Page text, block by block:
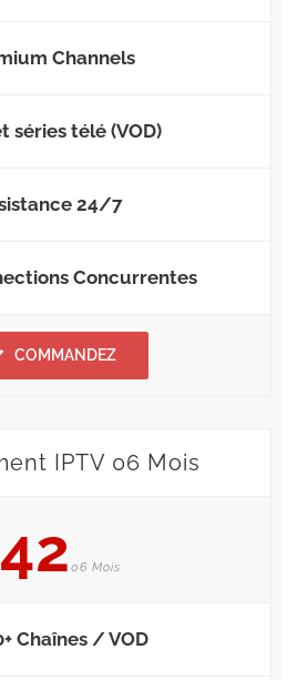
Channels
séries télé (VOD)
24/7
Concurrentes
COMMANDEZ
IPTV 06 Mois
42 06 Mois
Chaînes / VOD